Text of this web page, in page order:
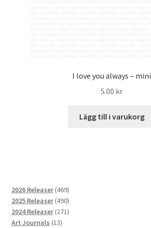
I love you always – mini
5.00 kr
Lägg till i varukorg
2026 Releaser 469469
produkter
2025 Releaser 490490
produkter
2024 Releaser 271271
Art Journals 1313